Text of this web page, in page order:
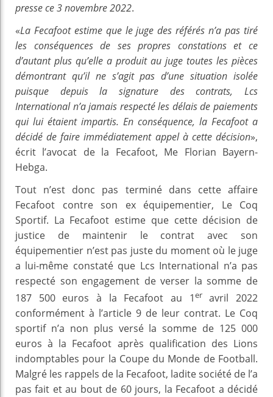
presse ce 3 novembre 2022.
«La Fecafoot estime que le juge des référés n’a pas tiré
les conséquences de ses propres constations et ce
d’autant plus qu’elle a produit au juge toutes les pièces
démontrant qu’il ne s’agit pas d’une situation isolée
puisque depuis la signature des contrats, Lcs
International n’a jamais respecté les délais de paiements
qui lui étaient impartis. En conséquence, la Fecafoot a
décidé de faire immédiatement appel à cette décision»,
écrit l’avocat de la Fecafoot, Me Florian Bayern-
Hebga.
Tout n’est donc pas terminé dans cette affaire
Fecafoot contre son ex équipementier, Le Coq
Sportif. La Fecafoot estime que cette décision de
justice de maintenir le contrat avec son
équipementier n’est pas juste du moment où le juge
a lui-même constaté que Lcs International n’a pas
respecté son engagement de verser la somme de
187 500 euros à la Fecafoot au 1eravril 2022
conformément à l’article 9 de leur contrat. Le Coq
sportif n’a non plus versé la somme de 125 000
euros à la Fecafoot après qualification des Lions
indomptables pour la Coupe du Monde de Football.
Malgré les rappels de la Fecafoot, ladite société de l’a
pas fait et au bout de 60 jours, la Fecafoot a décidé